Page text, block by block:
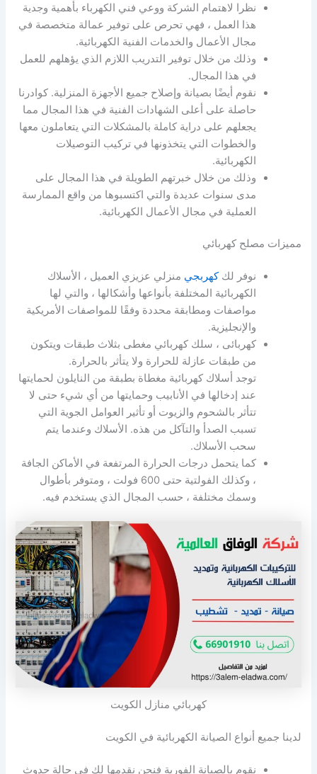
نظرا لاهتمام الشركة ووعي فني الكهرباء بأهمية وجدية
هذا العمل ، فهي تحرص على توفير عمالة متخصصة في
مجال الأعمال والخدمات الفنية الكهربائية.
وذلك من خلال توفير التدريب اللازم الذي يؤهلهم للعمل
في هذا المجال.
نقوم أيضًا بصيانة وإصلاح جميع الأجهزة المنزلية. كوادرنا
حاصلة على أعلى الشهادات الفنية في هذا المجال مما
يجعلهم على دراية كاملة بالمشكلات التي يتعاملون معها
والخطوات التي يتخذونها في تركيب التوصيلات
الكهربائية.
وذلك من خلال خبرتهم الطويلة في هذا المجال على
مدى سنوات عديدة والتي اكتسبوها من واقع الممارسة
العملية في مجال الأعمال الكهربائية.
مميزات مصلح كهربائي
نوفر لككهربجي منزلي عزيزي العميل ، الأسلاك
الكهربائية المختلفة بأنواعها وأشكالها ، والتي لها
مواصفات ومطابقة محددة وفقًا للمواصفات الأمريكية
والإنجليزية.
كهربائى ، سلك كهربائي مغطى بثلاث طبقات ويتكون
من طبقات عازلة للحرارة ولا يتأثر بالحرارة.
توجد أسلاك كهربائية مغطاة بطبقة من النايلون لحمايتها
عند إدخالها في الأنابيب وحمايتها من أي شيء حتى لا
تتأثر بالشحوم والزيوت أو تأثير العوامل الجوية التي
تسبب الصدأ والتآكل من هذه. الأسلاك وعندما يتم
سحب الأسلاك.
كما يتحمل درجات الحرارة المرتفعة في الأماكن الجافة
، وكذلك الفولتية حتى 600 فولت ، ومتوفر بأطوال
وسمك مختلفة ، حسب المجال الذي يستخدم فيه.
كهربائي منازل الكويت
لدينا جميع أنواع الصيانة الكهربائية في الكويت
نقوم بالصيانة الفورية فنحن نقدمها لك في حالة حدوث